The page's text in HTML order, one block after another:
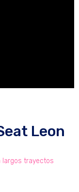
Leon
largos trayectos